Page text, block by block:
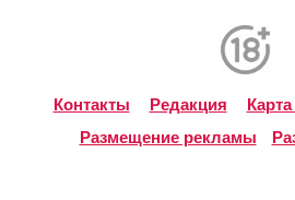
Контакты Редакция
Размещение рекламы